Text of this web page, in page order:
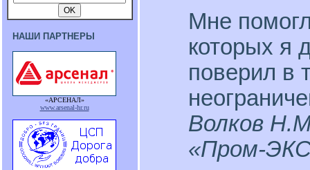
НАШИ ПАРТНЕРЫ
«АРСЕНАЛ»
www.arsenal-hr.ru
Мне
которых я
поверил в
Волков
«Пром-